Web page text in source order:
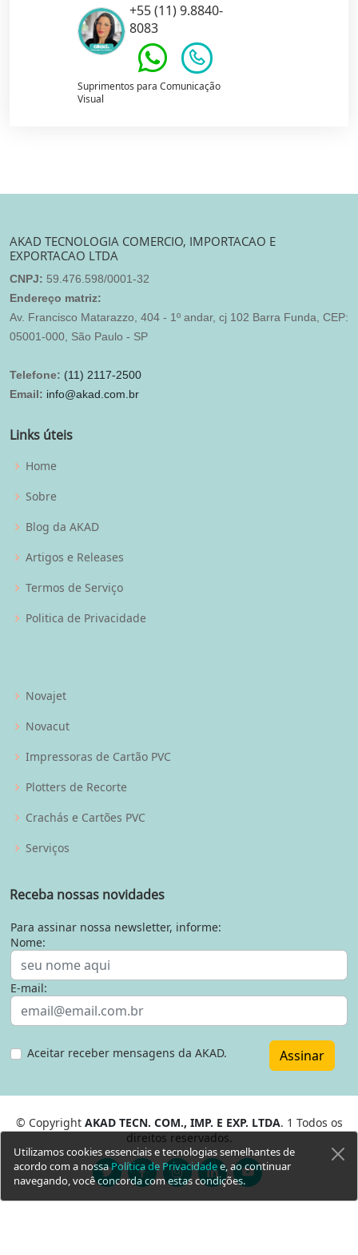
+55 (11) 9.8840-
8083
Suprimentos para Comunicação
Visual
AKAD TECNOLOGIA COMERCIO, IMPORTACAO E
EXPORTACAO LTDA
CNPJ: 59.476.598/0001-32
Endereço matriz:
Av. Francisco Matarazzo, 404 - 1º andar, cj 102 Barra Funda, CEP:
05001-000, São Paulo - SP
Telefone: (11) 2117-2500
Email: info@akad.com.br
Links úteis
Home
Sobre
Blog da AKAD
Artigos e Releases
Termos de Serviço
Politica de Privacidade
Novajet
Novacut
Impressoras de Cartão PVC
Plotters de Recorte
Crachás e Cartões PVC
Serviços
Receba nossas novidades
Para assinar nossa newsletter, informe:
Nome:
E-mail:
Aceitar receber mensagens da AKAD. Assinar
© Copyright AKAD TECN. COM., IMP. E EXP. LTDA. 1 Todos os
direitos reservados.
Utilizamos cookies essenciais e tecnologias semelhantes de
acordo com a nossaPolítica de Privacidadee, ao continuar
navegando, você concorda com estas condições.